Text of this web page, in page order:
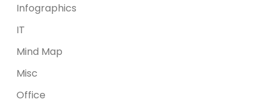
Infographics
IT
Mind Map
Misc
Office